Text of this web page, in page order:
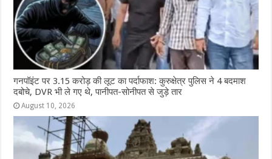
गनपॉइंट पर 3.15 करोड़ की लूट का पर्दाफाश: कुरुक्षेत्र पुलिस ने 4 बदमाश
दबोचे, DVR भी ले गए थे, पानीपत-सोनीपत से जुड़े तार
August 10, 2026